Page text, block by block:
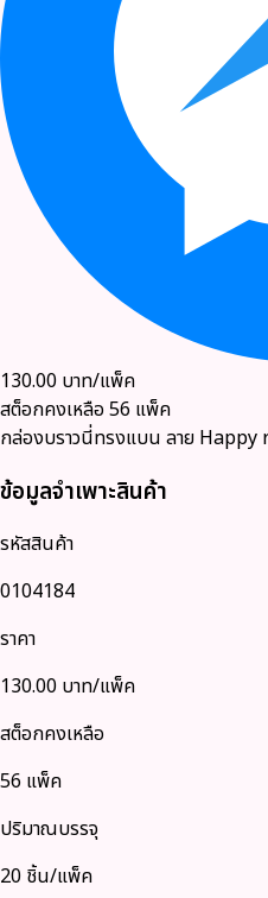
130.00 บาท/แพ็ค
สต็อกคงเหลือ 56 แพ็ค
กล่องบราวนี่ทรงแบน ลาย
ข้อมูลจำเพาะสินค้า
รหัสสินค้า
0104184
ราคา
130.00 บาท/แพ็ค
สต็อกคงเหลือ
56 แพ็ค
ปริมาณบรรจุ
20 ชิ้น/แพ็ค